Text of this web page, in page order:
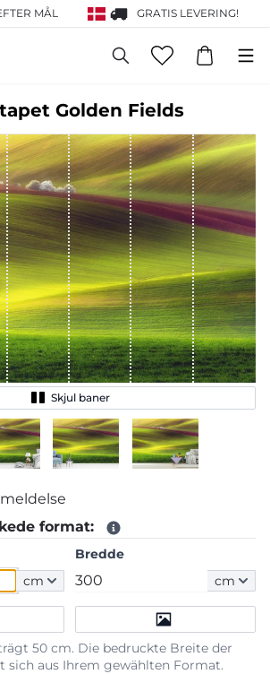
MÅL GRATIS LEVERING!
Golden Fields
Skjul baner
format:
cm
Bredde
cm
50 cm. Die bedruckte Breite der
sich aus Ihrem gewählten Format.